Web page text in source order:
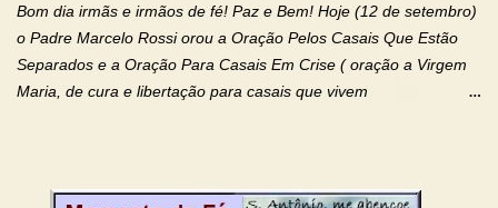
Bom dia irmãs e irmãos de fé! Paz e Bem! Hoje (12 de setembro)
o Padre Marcelo Rossi orou a Oração Pelos Casais Que Estão
Separados e a Oração Para Casais Em Crise ( oração a Virgem
Maria, de cura e libertação para casais que vivem
no programa de rádio Momento de Fé, pela cura dos